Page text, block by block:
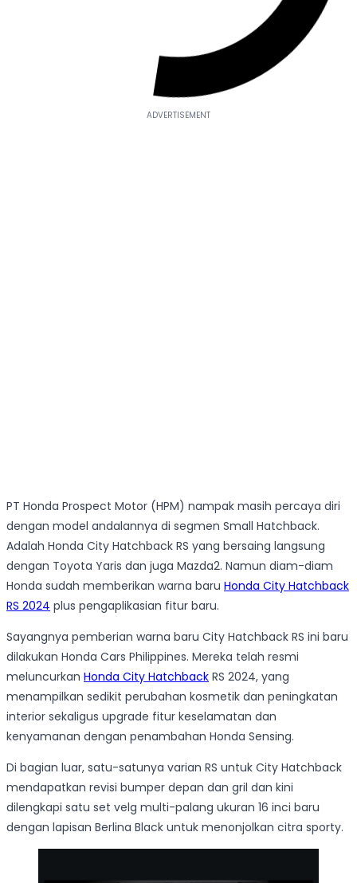
PT Honda Prospect Motor (HPM) nampak masih percaya diri
dengan model andalannya di segmen Small Hatchback.
Adalah Honda City Hatchback RS yang bersaing langsung
dengan Toyota Yaris dan juga Mazda2. Namun diam-diam
Honda sudah memberikan warna baru Honda City Hatchback
RS 2024 plus pengaplikasian fitur baru.
Sayangnya pemberian warna baru City Hatchback RS ini baru
dilakukan Honda Cars Philippines. Mereka telah resmi
meluncurkan Honda City Hatchback RS 2024, yang
menampilkan sedikit perubahan kosmetik dan peningkatan
interior sekaligus upgrade fitur keselamatan dan
kenyamanan dengan penambahan Honda Sensing.
Di bagian luar, satu-satunya varian RS untuk City Hatchback
mendapatkan revisi bumper depan dan gril dan kini
dilengkapi satu set velg multi-palang ukuran 16 inci baru
dengan lapisan Berlina Black untuk menonjolkan citra sporty.